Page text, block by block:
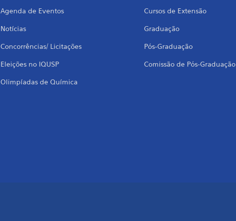
Agenda de Eventos
Notícias
Concorrências/ Licitações
Eleições no IQUSP
Olimpíadas de Química
Cursos de Extensão
Graduação
Pós-Graduação
Comissão de Pós-Graduação